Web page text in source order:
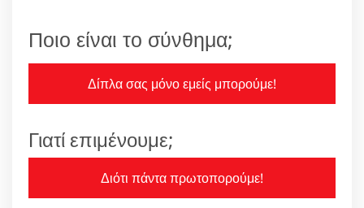
Ποιο είναι το σύνθημα;
Δίπλα σας μόνο εμείς μπορούμε!
Γιατί επιμένουμε;
Διότι πάντα πρωτοπορούμε!